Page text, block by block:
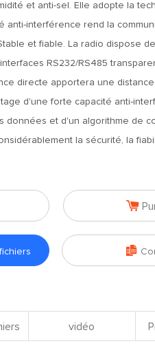
et anti-sel. Elle adopte la
anti-interférence rend la
et fiable. La radio dispose
RS232/RS485
directe apportera une
d'une forte capacité anti-
données et d'un algorithme de
la sécurité, la


vidéo